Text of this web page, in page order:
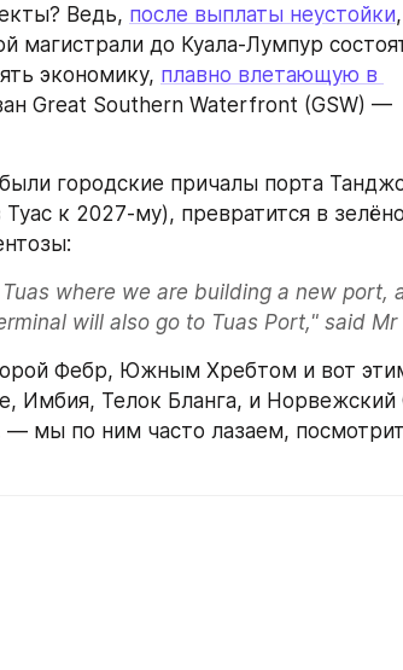
Ведь, после выплаты неустойки,
магистрали до Куала-Лумпур
экономику, плавно влетающую в
Great Southern Waterfront (GSW) —
городские причалы порта
к 2027-му), превратится в
where we are building a new port,
will also go to Tuas Port," said Mr
Фебр, Южным Хребтом и вот
Имбия, Телок Бланга, и
мы по ним часто лазаем,